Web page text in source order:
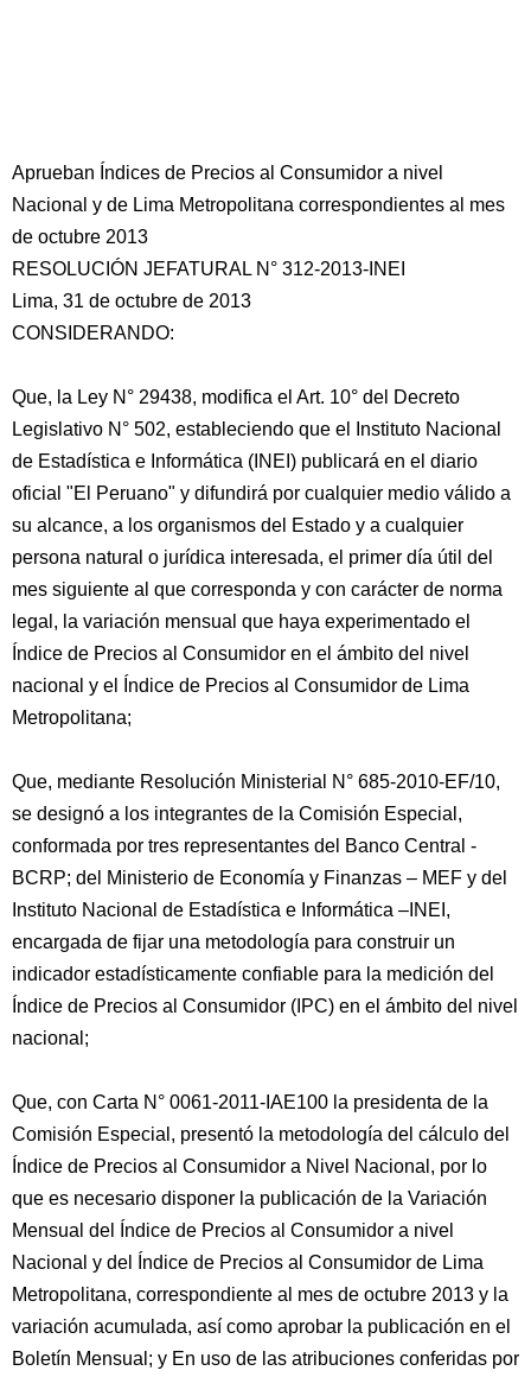
Aprueban Índices de Precios al Consumidor a nivel
Nacional y de Lima Metropolitana correspondientes al mes
de octubre 2013
RESOLUCIÓN JEFATURAL N° 312-2013-INEI
Lima, 31 de octubre de 2013
CONSIDERANDO:
Que, la Ley N° 29438, modifica el Art. 10° del Decreto
Legislativo N° 502, estableciendo que el Instituto Nacional
de Estadística e Informática (INEI) publicará en el diario
oficial "El Peruano" y difundirá por cualquier medio válido a
su alcance, a los organismos del Estado y a cualquier
persona natural o jurídica interesada, el primer día útil del
mes siguiente al que corresponda y con carácter de norma
legal, la variación mensual que haya experimentado el
Índice de Precios al Consumidor en el ámbito del nivel
nacional y el Índice de Precios al Consumidor de Lima
Metropolitana;
Que, mediante Resolución Ministerial N° 685-2010-EF/10,
se designó a los integrantes de la Comisión Especial,
conformada por tres representantes del Banco Central -
BCRP; del Ministerio de Economía y Finanzas – MEF y del
Instituto Nacional de Estadística e Informática –INEI,
encargada de fijar una metodología para construir un
indicador estadísticamente confiable para la medición del
Índice de Precios al Consumidor (IPC) en el ámbito del nivel
nacional;
Que, con Carta N° 0061-2011-IAE100 la presidenta de la
Comisión Especial, presentó la metodología del cálculo del
Índice de Precios al Consumidor a Nivel Nacional, por lo
que es necesario disponer la publicación de la Variación
Mensual del Índice de Precios al Consumidor a nivel
Nacional y del Índice de Precios al Consumidor de Lima
Metropolitana, correspondiente al mes de octubre 2013 y la
variación acumulada, así como aprobar la publicación en el
Boletín Mensual; y En uso de las atribuciones conferidas por